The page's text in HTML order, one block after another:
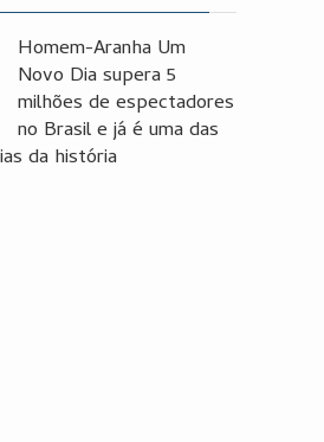
Homem-Aranha Um
Novo Dia supera 5
milhões de espectadores
no Brasil e já é uma das
da história